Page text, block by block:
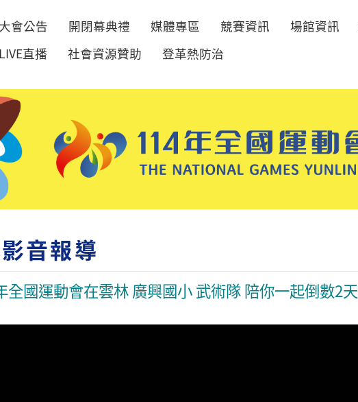
大會公告 開閉幕典禮 媒體專區 競賽資訊 場館資訊
LIVE直播 社會資源贊助 登革熱防治
影音報導
全國運動會在雲林 廣興國小 武術隊 陪你一起倒數2天